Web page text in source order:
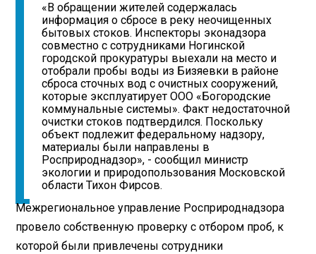
«В обращении жителей содержалась
информация о сбросе в реку неочищенных
бытовых стоков. Инспекторы эконадзора
совместно с сотрудниками Ногинской
городской прокуратуры выехали на место и
отобрали пробы воды из Бизяевки в районе
сброса сточных вод с очистных сооружений,
которые эксплуатирует ООО «Богородские
коммунальные системы». Факт недостаточной
очистки стоков подтвердился. Поскольку
объект подлежит федеральному надзору,
материалы были направлены в
Росприроднадзор», - сообщил министр
экологии и природопользования Московской
области Тихон Фирсов.
Межрегиональное управление Росприроднадзора
провело собственную проверку с отбором проб, к
которой были привлечены сотрудники